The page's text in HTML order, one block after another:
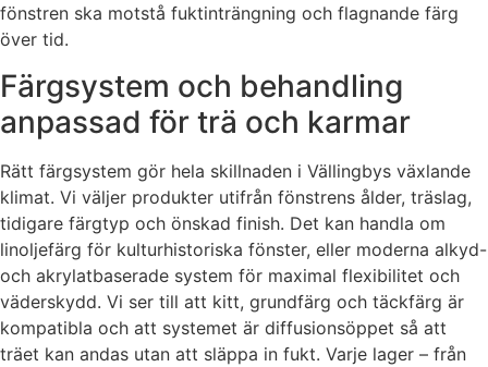
fönstren ska motstå fuktinträngning och flagnande färg
över tid.
Färgsystem och behandling
anpassad för trä och karmar
Rätt färgsystem gör hela skillnaden i Vällingbys växlande
klimat. Vi väljer produkter utifrån fönstrens ålder, träslag,
tidigare färgtyp och önskad finish. Det kan handla om
linoljefärg för kulturhistoriska fönster, eller moderna alkyd-
och akrylatbaserade system för maximal flexibilitet och
väderskydd. Vi ser till att kitt, grundfärg och täckfärg är
kompatibla och att systemet är diffusionsöppet så att
träet kan andas utan att släppa in fukt. Varje lager – från